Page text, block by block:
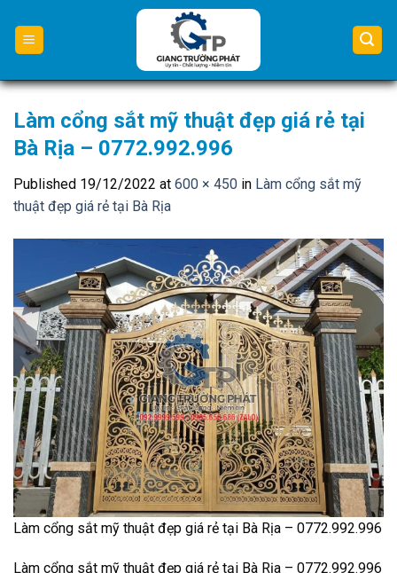
content
Làm cổng sắt mỹ thuật đẹp giá rẻ tại
Bà Rịa – 0772.992.996
Published 19/12/2022 at 600 × 450 in Làm cổng sắt mỹ
thuật đẹp giá rẻ tại Bà Rịa
Làm cổng sắt mỹ thuật đẹp giá rẻ tại Bà Rịa – 0772.992.996
Làm cổng sắt mỹ thuật đẹp giá rẻ tại Bà Rịa – 0772.992.996